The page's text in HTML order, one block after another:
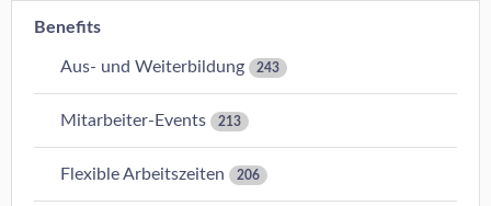
Benefits
Aus- und Weiterbildung 243
Mitarbeiter-Events 213
Flexible Arbeitszeiten 206